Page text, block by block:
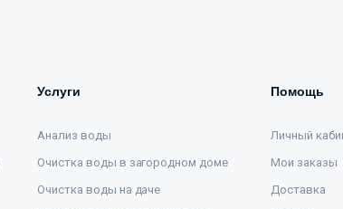
Услуги
Анализ воды
Очистка воды в загородном доме
Очистка воды на даче
Помощь
Личный
Мои заказы
Доставка